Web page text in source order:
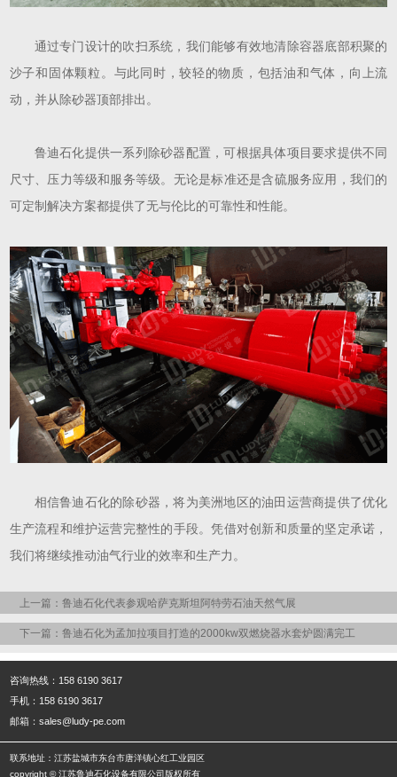
通过专门设计的吹扫系统，我们能够有效地清除容器底部积聚的
沙子和固体颗粒。与此同时，较轻的物质，包括油和气体，向上流
动，并从除砂器顶部排出。
鲁迪石化提供一系列除砂器配置，可根据具体项目要求提供不同
尺寸、压力等级和服务等级。无论是标准还是含硫服务应用，我们的
可定制解决方案都提供了无与伦比的可靠性和性能。
相信鲁迪石化的除砂器，将为美洲地区的油田运营商提供了优化
生产流程和维护运营完整性的手段。凭借对创新和质量的坚定承诺，
我们将继续推动油气行业的效率和生产力。
上一篇：鲁迪石化代表参观哈萨克斯坦阿特劳石油天然气展
下一篇：鲁迪石化为孟加拉项目打造的2000kw双燃烧器水套炉圆满完工
咨询热线：158 6190 3617
手机：158 6190 3617
邮箱：sales@ludy-pe.com
联系地址：江苏盐城市东台市唐洋镇心红工业园区
copyright © 江苏鲁迪石化设备有限公司版权所有